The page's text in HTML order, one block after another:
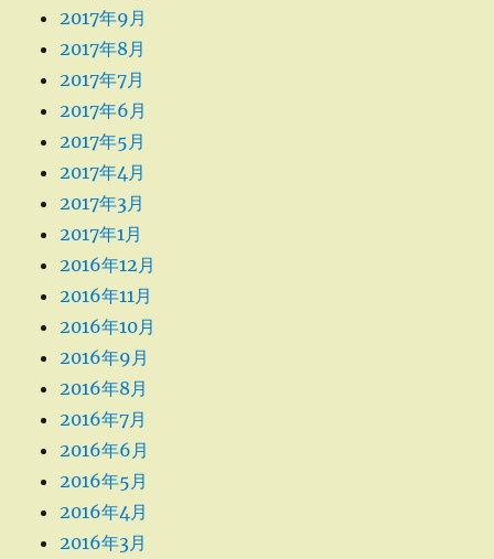
2017年9月
2017年8月
2017年7月
2017年6月
2017年5月
2017年4月
2017年3月
2017年1月
2016年12月
2016年11月
2016年10月
2016年9月
2016年8月
2016年7月
2016年6月
2016年5月
2016年4月
2016年3月